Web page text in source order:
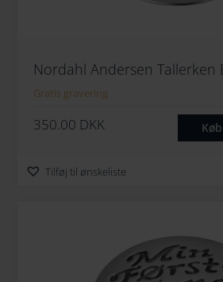
Nordahl Andersen Tallerken
Gratis gravering
350.00 DKK
Tilføj til ønskeliste